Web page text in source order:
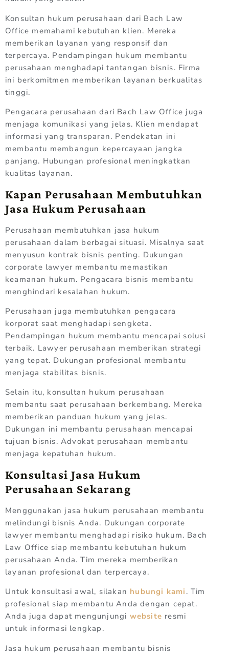
Konsultan hukum perusahaan dari Bach Law
Office memahami kebutuhan klien. Mereka
memberikan layanan yang responsif dan
terpercaya. Pendampingan hukum membantu
perusahaan menghadapi tantangan bisnis. Firma
ini berkomitmen memberikan layanan berkualitas
tinggi.
Pengacara perusahaan dari Bach Law Office juga
menjaga komunikasi yang jelas. Klien mendapat
informasi yang transparan. Pendekatan ini
membantu membangun kepercayaan jangka
panjang. Hubungan profesional meningkatkan
kualitas layanan.
Kapan Perusahaan Membutuhkan
Jasa Hukum Perusahaan
Perusahaan membutuhkan jasa hukum
perusahaan dalam berbagai situasi. Misalnya saat
menyusun kontrak bisnis penting. Dukungan
corporate lawyer membantu memastikan
keamanan hukum. Pengacara bisnis membantu
menghindari kesalahan hukum.
Perusahaan juga membutuhkan pengacara
korporat saat menghadapi sengketa.
Pendampingan hukum membantu mencapai solusi
terbaik. Lawyer perusahaan memberikan strategi
yang tepat. Dukungan profesional membantu
menjaga stabilitas bisnis.
Selain itu, konsultan hukum perusahaan
membantu saat perusahaan berkembang. Mereka
memberikan panduan hukum yang jelas.
Dukungan ini membantu perusahaan mencapai
tujuan bisnis. Advokat perusahaan membantu
menjaga kepatuhan hukum.
Konsultasi Jasa Hukum
Perusahaan Sekarang
Menggunakan jasa hukum perusahaan membantu
melindungi bisnis Anda. Dukungan corporate
lawyer membantu menghadapi risiko hukum. Bach
Law Office siap membantu kebutuhan hukum
perusahaan Anda. Tim mereka memberikan
layanan profesional dan terpercaya.
Untuk konsultasi awal, silakan hubungi kami . Tim
profesional siap membantu Anda dengan cepat.
Anda juga dapat mengunjungi website resmi
untuk informasi lengkap.
Jasa hukum perusahaan membantu bisnis